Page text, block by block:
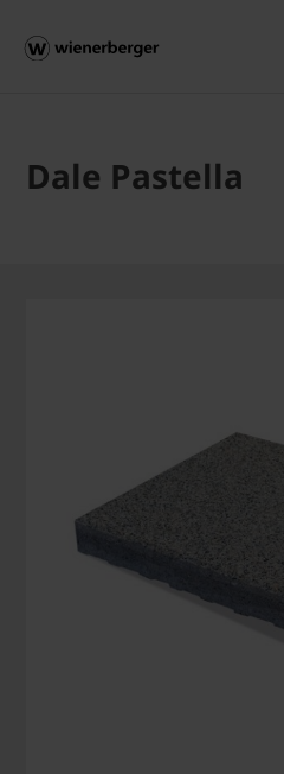
Dale Pastella